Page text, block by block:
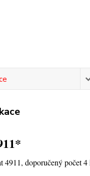
4911, doporučený počet 4